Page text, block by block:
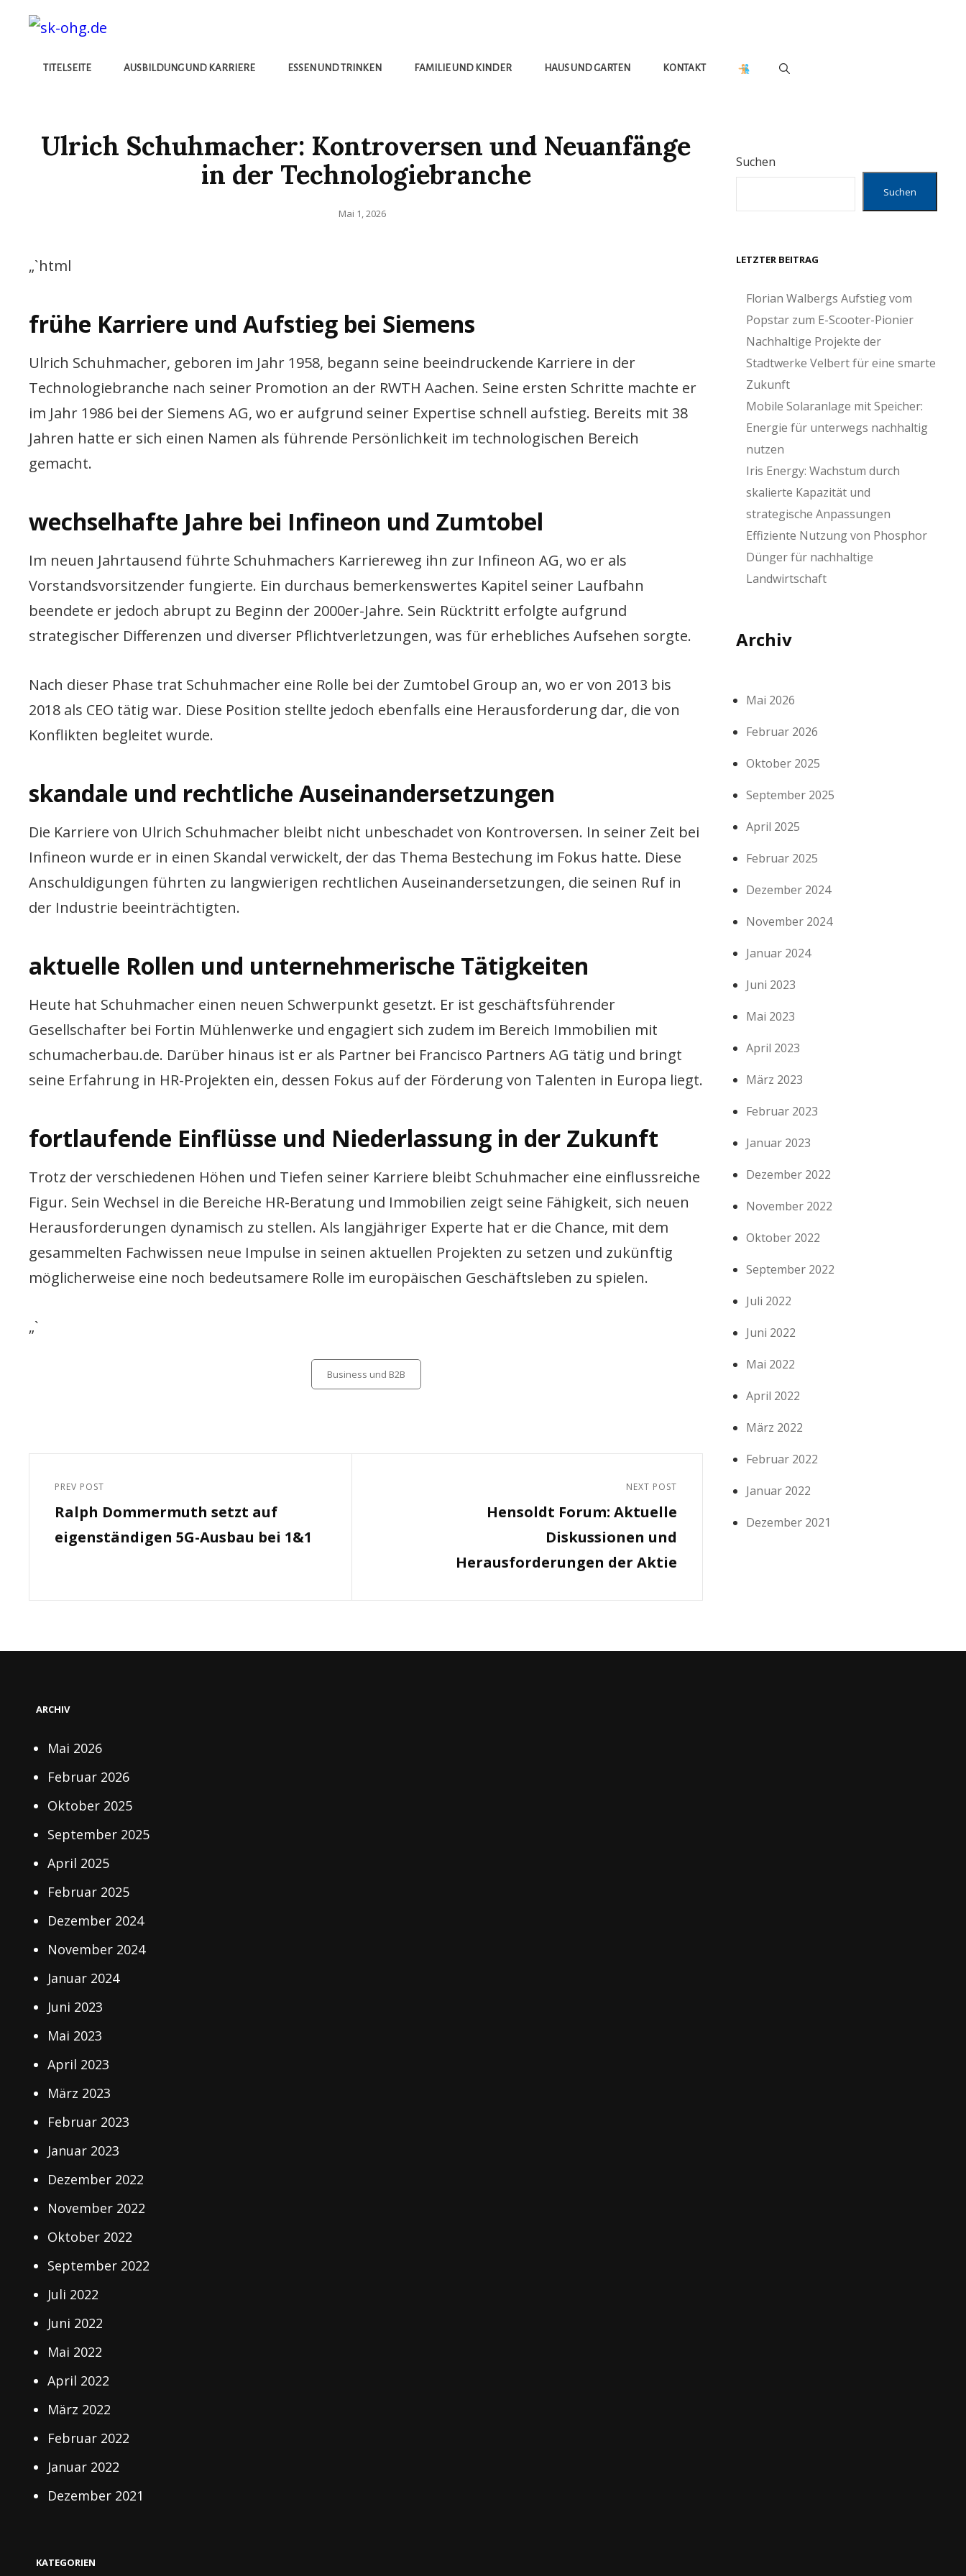
TITELSEITE AUSBILDUNG UND KARRIERE ESSEN UND TRINKEN FAMILIE UND KINDER HAUS UND GARTEN KONTAKT
Ulrich Schuhmacher: Kontroversen und Neuanfänge
in der Technologiebranche
Posted
Mai 1, 2026
„`html
frühe Karriere und Aufstieg bei Siemens
Ulrich Schuhmacher, geboren im Jahr 1958, begann seine beeindruckende Karriere in der
Technologiebranche nach seiner Promotion an der RWTH Aachen. Seine ersten Schritte machte er
im Jahr 1986 bei der Siemens AG, wo er aufgrund seiner Expertise schnell aufstieg. Bereits mit 38
Jahren hatte er sich einen Namen als führende Persönlichkeit im technologischen Bereich
gemacht.
wechselhafte Jahre bei Infineon und Zumtobel
Im neuen Jahrtausend führte Schuhmachers Karriereweg ihn zur Infineon AG, wo er als
Vorstandsvorsitzender fungierte. Ein durchaus bemerkenswertes Kapitel seiner Laufbahn
beendete er jedoch abrupt zu Beginn der 2000er-Jahre. Sein Rücktritt erfolgte aufgrund
strategischer Differenzen und diverser Pflichtverletzungen, was für erhebliches Aufsehen sorgte.
Nach dieser Phase trat Schuhmacher eine Rolle bei der Zumtobel Group an, wo er von 2013 bis
2018 als CEO tätig war. Diese Position stellte jedoch ebenfalls eine Herausforderung dar, die von
Konflikten begleitet wurde.
skandale und rechtliche Auseinandersetzungen
Die Karriere von Ulrich Schuhmacher bleibt nicht unbeschadet von Kontroversen. In seiner Zeit bei
Infineon wurde er in einen Skandal verwickelt, der das Thema Bestechung im Fokus hatte. Diese
Anschuldigungen führten zu langwierigen rechtlichen Auseinandersetzungen, die seinen Ruf in
der Industrie beeinträchtigten.
aktuelle Rollen und unternehmerische Tätigkeiten
Heute hat Schuhmacher einen neuen Schwerpunkt gesetzt. Er ist geschäftsführender
Gesellschafter bei Fortin Mühlenwerke und engagiert sich zudem im Bereich Immobilien mit
schumacherbau.de. Darüber hinaus ist er als Partner bei Francisco Partners AG tätig und bringt
seine Erfahrung in HR-Projekten ein, dessen Fokus auf der Förderung von Talenten in Europa liegt.
fortlaufende Einflüsse und Niederlassung in der Zukunft
Trotz der verschiedenen Höhen und Tiefen seiner Karriere bleibt Schuhmacher eine einflussreiche
Figur. Sein Wechsel in die Bereiche HR-Beratung und Immobilien zeigt seine Fähigkeit, sich neuen
Herausforderungen dynamisch zu stellen. Als langjähriger Experte hat er die Chance, mit dem
gesammelten Fachwissen neue Impulse in seinen aktuellen Projekten zu setzen und zukünftig
möglicherweise eine noch bedeutsamere Rolle im europäischen Geschäftsleben zu spielen.
„`
Business und B2B
Previous
Post
PREV POST
Ralph Dommermuth setzt auf
eigenständigen 5G-Ausbau bei 1&1
NEXT POST
Hensoldt Forum: Aktuelle
Diskussionen und
Herausforderungen der Aktie
Suchen
Suchen
LETZTER BEITRAG
Florian Walbergs Aufstieg vom
Popstar zum E-Scooter-Pionier
Nachhaltige Projekte der
Stadtwerke Velbert für eine smarte
Zukunft
Mobile Solaranlage mit Speicher:
Energie für unterwegs nachhaltig
nutzen
Iris Energy: Wachstum durch
skalierte Kapazität und
strategische Anpassungen
Effiziente Nutzung von Phosphor
Dünger für nachhaltige
Landwirtschaft
Archiv
Mai 2026
Februar 2026
Oktober 2025
September 2025
April 2025
Februar 2025
Dezember 2024
November 2024
Januar 2024
Juni 2023
Mai 2023
April 2023
März 2023
Februar 2023
Januar 2023
Dezember 2022
November 2022
Oktober 2022
September 2022
Juli 2022
Juni 2022
Mai 2022
April 2022
März 2022
Februar 2022
Januar 2022
Dezember 2021
ARCHIV
Mai 2026
Februar 2026
Oktober 2025
September 2025
April 2025
Februar 2025
Dezember 2024
November 2024
Januar 2024
Juni 2023
Mai 2023
April 2023
März 2023
Februar 2023
Januar 2023
Dezember 2022
November 2022
Oktober 2022
September 2022
Juli 2022
Juni 2022
Mai 2022
April 2022
März 2022
Februar 2022
Januar 2022
Dezember 2021
KATEGORIEN